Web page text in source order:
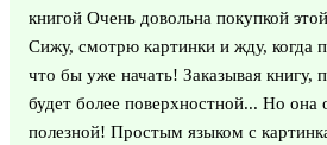
книгой Очень довольна покупкой
Сижу, смотрю картинки и жду, когда
что бы уже начать! Заказывая книгу,
будет более поверхностной... Но она
полезной! Простым языком с